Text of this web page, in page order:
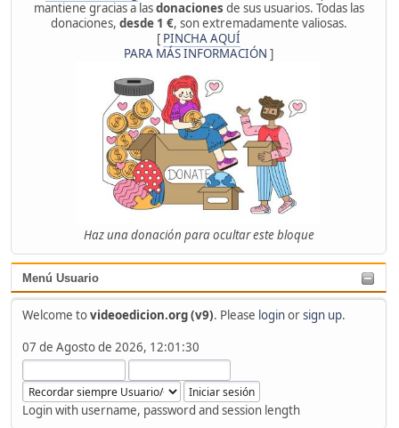
mantiene gracias a lasdonaciones de sus usuarios. Todas las
donaciones, desde 1 €, son extremadamente valiosas.
[ PINCHA AQUÍ
PARA MÁS INFORMACIÓN ]
Haz una donación para ocultar este bloque
Menú Usuario
Welcome tovideoedicion.org (v9). Please loginorsign up.
07 de Agosto de 2026, 12:01:30
Login with username, password and session length